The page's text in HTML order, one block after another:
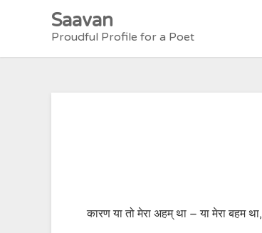
Saavan
Proudful Profile for a Poet
कारण या तो मेरा अहम् था – या मेरा बहम था,